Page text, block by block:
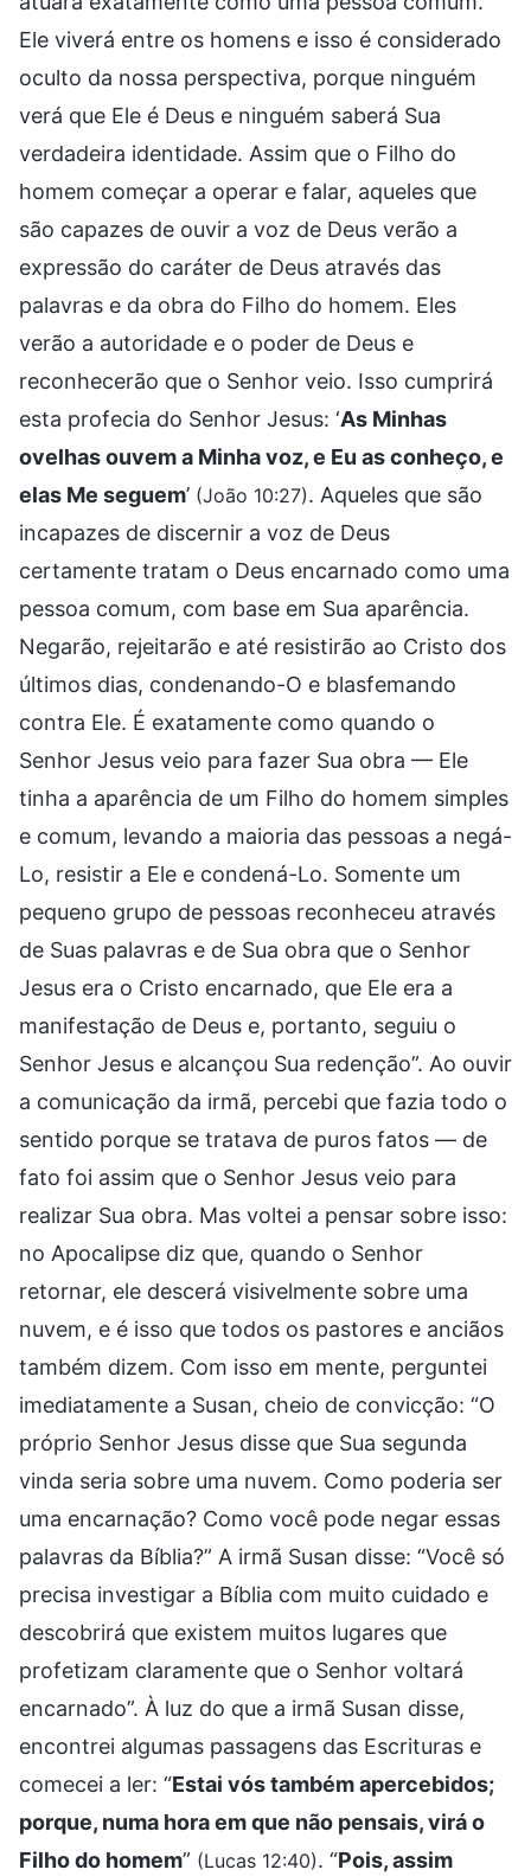
Ele viverá entre os homens e isso é considerado
oculto da nossa perspectiva, porque ninguém
verá que Ele é Deus e ninguém saberá Sua
verdadeira identidade. Assim que o Filho do
homem começar a operar e falar, aqueles que
são capazes de ouvir a voz de Deus verão a
expressão do caráter de Deus através das
palavras e da obra do Filho do homem. Eles
verão a autoridade e o poder de Deus e
reconhecerão que o Senhor veio. Isso cumprirá
esta profecia do Senhor Jesus: ‘As Minhas
ovelhas ouvem a Minha voz, e Eu as conheço, e
elas Me seguem’ (João 10:27). Aqueles que são
incapazes de discernir a voz de Deus
certamente tratam o Deus encarnado como uma
pessoa comum, com base em Sua aparência.
Negarão, rejeitarão e até resistirão ao Cristo dos
últimos dias, condenando-O e blasfemando
contra Ele. É exatamente como quando o
Senhor Jesus veio para fazer Sua obra — Ele
tinha a aparência de um Filho do homem simples
e comum, levando a maioria das pessoas a negá-
Lo, resistir a Ele e condená-Lo. Somente um
pequeno grupo de pessoas reconheceu através
de Suas palavras e de Sua obra que o Senhor
Jesus era o Cristo encarnado, que Ele era a
manifestação de Deus e, portanto, seguiu o
Senhor Jesus e alcançou Sua redenção”. Ao ouvir
a comunicação da irmã, percebi que fazia todo o
sentido porque se tratava de puros fatos — de
fato foi assim que o Senhor Jesus veio para
realizar Sua obra. Mas voltei a pensar sobre isso:
no Apocalipse diz que, quando o Senhor
retornar, ele descerá visivelmente sobre uma
nuvem, e é isso que todos os pastores e anciãos
também dizem. Com isso em mente, perguntei
imediatamente a Susan, cheio de convicção: “O
próprio Senhor Jesus disse que Sua segunda
vinda seria sobre uma nuvem. Como poderia ser
uma encarnação? Como você pode negar essas
palavras da Bíblia?” A irmã Susan disse: “Você só
precisa investigar a Bíblia com muito cuidado e
descobrirá que existem muitos lugares que
profetizam claramente que o Senhor voltará
encarnado”. À luz do que a irmã Susan disse,
encontrei algumas passagens das Escrituras e
comecei a ler: “Estai vós também apercebidos;
porque, numa hora em que não pensais, virá o
Filho do homem” (Lucas 12:40). “Pois, assim